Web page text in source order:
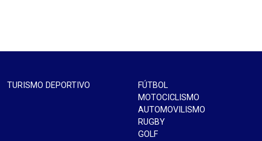
TURISMO DEPORTIVO
FÚTBOL
MOTOCICLISMO
AUTOMOVILISMO
RUGBY
GOLF